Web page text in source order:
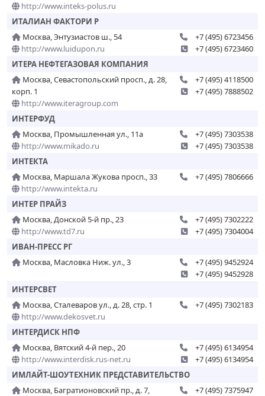
http://www.inteks-polus.ru
ИТАЛИАН ФАКТОРИ Р
Москва, Энтузиастов ш., 54
http://www.luidupon.ru
+7 (495) 6723456
+7 (495) 6723460
ИТЕРА НЕФТЕГАЗОВАЯ КОМПАНИЯ
Москва, Севастопольский просп., д. 28,
корп. 1
http://www.iteragroup.com
+7 (495) 4118500
+7 (495) 7888502
ИНТЕРФУД
Москва, Промышленная ул., 11а
http://www.mikado.ru
+7 (495) 7303538
+7 (495) 7303538
ИНТЕКТА
Москва, Маршала Жукова просп., 33
http://www.intekta.ru
+7 (495) 7806666
ИНТЕР ПРАЙЗ
Москва, Донской 5-й пр., 23
http://www.td7.ru
+7 (495) 7302222
+7 (495) 7304004
ИВАН-ПРЕСС РГ
Москва, Масловка Ниж. ул., 3
+7 (495) 9452924
+7 (495) 9452928
ИНТЕРСВЕТ
Москва, Сталеваров ул., д. 28, стр. 1
http://www.dekosvet.ru
+7 (495) 7302183
ИНТЕРДИСК НПФ
Москва, Вятский 4-й пер., 20
http://www.interdisk.rus-net.ru
+7 (495) 6134954
+7 (495) 6134954
ИМЛАЙТ-ШОУТЕХНИК ПРЕДСТАВИТЕЛЬСТВО
Москва, Багратионовский пр., д. 7,
+7 (495) 7375947